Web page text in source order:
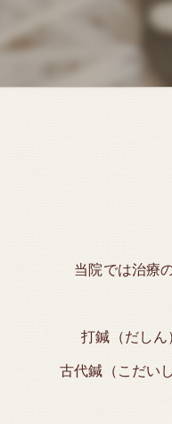
当院では治療
打鍼（だしん
古代鍼（こだいし